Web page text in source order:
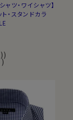
ャツ・ワイシャツ】
・スタンドカラ